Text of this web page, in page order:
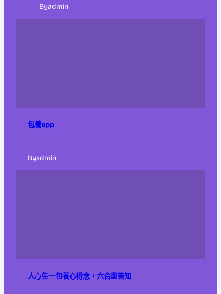
Byadmin
包養app
Byadmin
人心生一包養心得念，六合盡皆知